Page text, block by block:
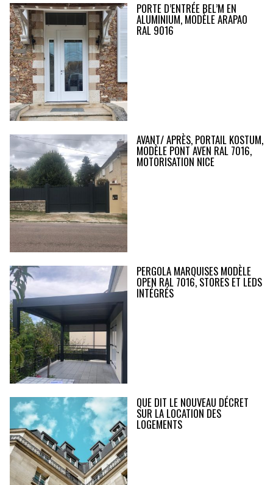
PORTE D’ENTRÉE BEL’M EN
ALUMINIUM, MODÈLE ARAPAO
RAL 9016
AVANT/ APRÈS, PORTAIL KOSTUM,
MODÈLE PONT AVEN RAL 7016,
MOTORISATION NICE
PERGOLA MARQUISES MODÈLE
OPEN RAL 7016, STORES ET LEDS
INTÉGRÉS
QUE DIT LE NOUVEAU DÉCRET
SUR LA LOCATION DES
LOGEMENTS